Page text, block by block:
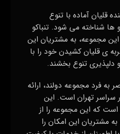
قلیان آماده با تنوع
ها شناخته می‌ شود. تنباکو
مجموعه، به مشتریان این
ی قلیان کشیدن خود را با
تنوع بخشند.
فرد مجموعه دولند، ارائه
تهران است. این
که این مجموعه را از
مشتریان این امکان را